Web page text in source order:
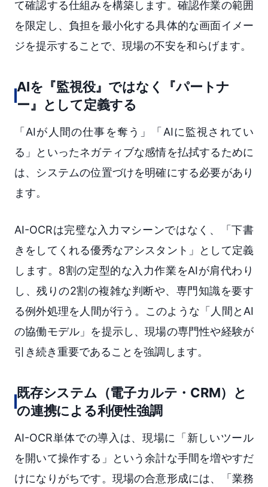
て確認する仕組みを構築します。確認作業の範囲
を限定し、負担を最小化する具体的な画面イメー
ジを提示することで、現場の不安を和らげます。
AIを『監視役』ではなく『パートナ
ー』として定義する
「AIが人間の仕事を奪う」「AIに監視されてい
る」といったネガティブな感情を払拭するために
は、システムの位置づけを明確にする必要があり
ます。
AI-OCRは完璧な入力マシーンではなく、「下書
きをしてくれる優秀なアシスタント」として定義
します。8割の定型的な入力作業をAIが肩代わり
し、残りの2割の複雑な判断や、専門知識を要す
る例外処理を人間が行う。このような「人間とAI
の協働モデル」を提示し、現場の専門性や経験が
引き続き重要であることを強調します。
既存システム（電子カルテ・CRM）と
の連携による利便性強調
AI-OCR単体での導入は、現場に「新しいツール
を開いて操作する」という余計な手間を増やすだ
けになりがちです。現場の合意形成には、「業務